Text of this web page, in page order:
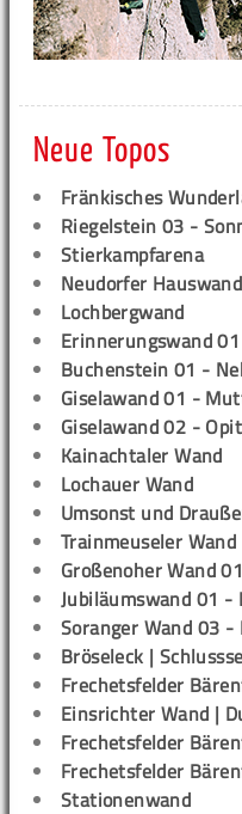
Neue Topos
Fränkisches
Riegelstein 03 -
Stierkampfarena
Neudorfer
Lochbergwand
Erinnerungswand
Buchenstein 01 -
Giselawand 01 -
Giselawand 02 -
Kainachtaler Wand
Lochauer Wand
Umsonst und
Trainmeuseler Wand
Großenoher Wand 01
Jubiläumswand 01 -
Soranger Wand 03 -
Bröseleck |
Frechetsfelder
Einsrichter Wand |
Frechetsfelder
Frechetsfelder
Stationenwand